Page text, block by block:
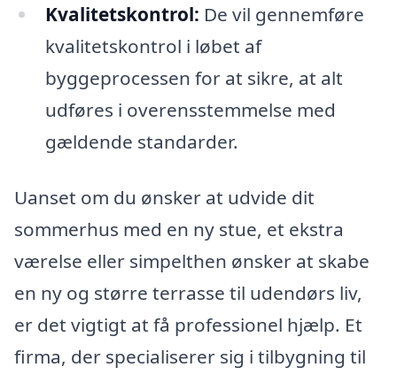
Kvalitetskontrol: De vil gennemføre
kvalitetskontrol i løbet af
byggeprocessen for at sikre, at alt
udføres i overensstemmelse med
gældende standarder.
Uanset om du ønsker at udvide dit
sommerhus med en ny stue, et ekstra
værelse eller simpelthen ønsker at skabe
en ny og større terrasse til udendørs liv,
er det vigtigt at få professionel hjælp. Et
firma, der specialiserer sig i tilbygning til